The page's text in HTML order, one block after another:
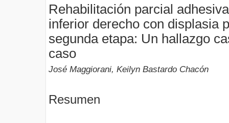
Rehabilitación parcial
inferior derecho con displasia
segunda etapa: Un hallazgo
caso
José Maggiorani, Keilyn Bastardo Chacón
Resumen